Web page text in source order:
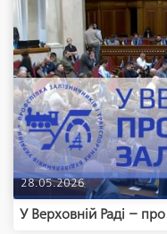
28.05.2026
У Верховній Раді –